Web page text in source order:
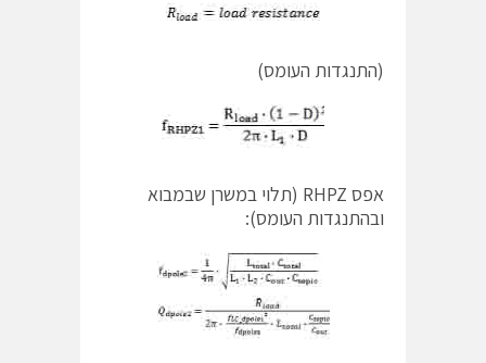
(התנגדות העומס)
אפס RHPZ (תלוי במשרן שבמבוא
ובהתנגדות העומס):